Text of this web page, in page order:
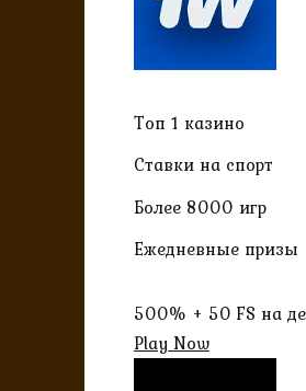
Топ 1 казино
Ставки на спорт
Более 8000 игр
Ежедневные призы
500% + 50 FS на
Play Now